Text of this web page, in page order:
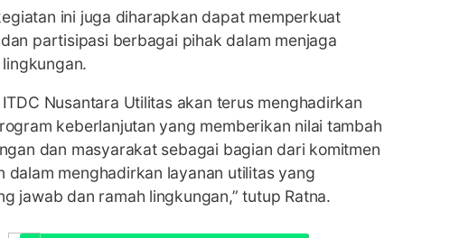
ini juga diharapkan dapat memperkuat
partisipasi berbagai pihak dalam menjaga
ITDC Nusantara Utilitas akan terus menghadirkan
keberlanjutan yang memberikan nilai tambah
dan masyarakat sebagai bagian dari komitmen
dalam menghadirkan layanan utilitas yang
jawab dan ramah lingkungan,” tutup Ratna.